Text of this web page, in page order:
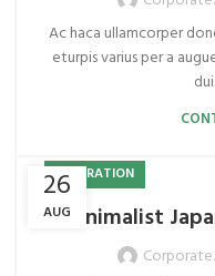
Ac haca ullamcorper
eturpis varius per a
26
AUG
INSPIRATION
Minimalist